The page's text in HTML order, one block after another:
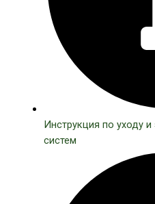
Инструкция по уходу
систем